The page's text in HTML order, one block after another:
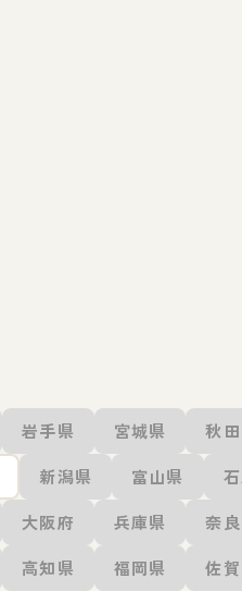
岩手県 宮城県 秋
新潟県 富山県
大阪府 兵庫県 奈
高知県 福岡県 佐